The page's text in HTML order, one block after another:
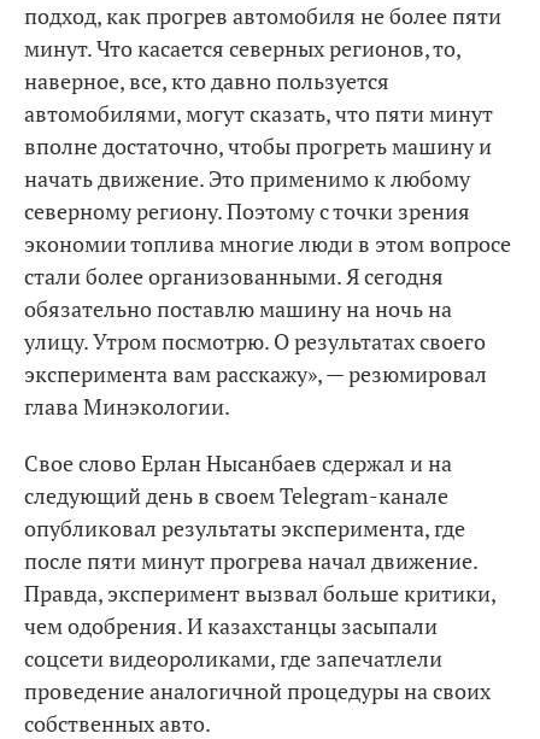
подход, как прогрев автомобиля не более пяти
минут. Что касается северных регионов, то,
наверное, все, кто давно пользуется
автомобилями, могут сказать, что пяти минут
вполне достаточно, чтобы прогреть машину и
начать движение. Это применимо к любому
северному региону. Поэтому с точки зрения
экономии топлива многие люди в этом вопросе
стали более организованными. Я сегодня
обязательно поставлю машину на ночь на
улицу. Утром посмотрю. О результатах своего
эксперимента вам расскажу», — резюмировал
глава Минэкологии.
Свое слово Ерлан Нысанбаев сдержал и на
следующий день в своем Telegram-канале
опубликовал результаты эксперимента, где
после пяти минут прогрева начал движение.
Правда, эксперимент вызвал больше критики,
чем одобрения. И казахстанцы засыпали
соцсети видеороликами, где запечатлели
проведение аналогичной процедуры на своих
собственных авто.